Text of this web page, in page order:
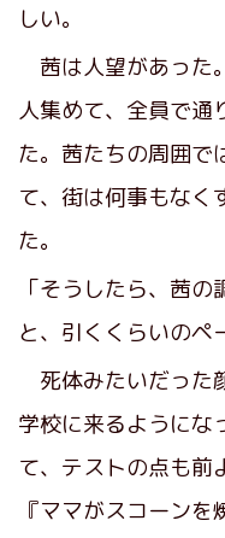
しい。
茜は人望があった
人集めて、全員で通
た。茜たちの周囲で
て、街は何事もなく
た。
「そうしたら、茜
と、引くくらいのペ
死体みたいだった
学校に来るようにな
て、テストの点も前
『ママがスコーン